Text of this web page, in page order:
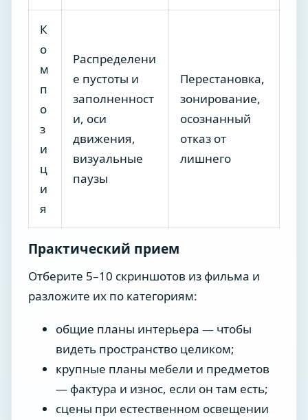
К
о
м
п
о
з
и
ц
и
я
Распределени
е пустоты и
заполненност
и, оси
движения,
визуальные
паузы
Перестановка,
зонирование,
осознанный
отказ от
лишнего
Практический прием
Отберите 5–10 скриншотов из фильма и
разложите их по категориям:
общие планы интерьера — чтобы
видеть пространство целиком;
крупные планы мебели и предметов
— фактура и износ, если он там есть;
сцены при естественном освещении